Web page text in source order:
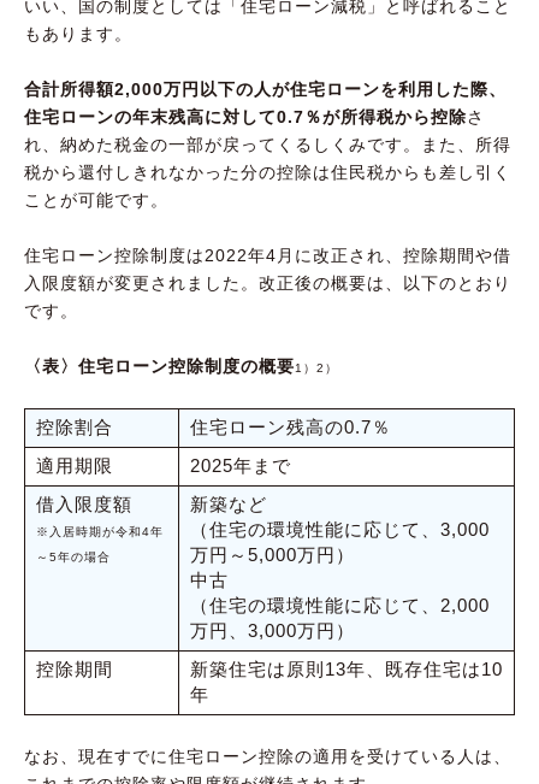
いい、国の制度としては「住宅ローン減税」と呼ばれること
もあります。
合計所得額2,000万円以下の人が住宅ローンを利用した際、
住宅ローンの年末残高に対して0.7％が所得税から控除さ
れ、納めた税金の一部が戻ってくるしくみです。また、所得
税から還付しきれなかった分の控除は住民税からも差し引く
ことが可能です。
住宅ローン控除制度は2022年4月に改正され、控除期間や借
入限度額が変更されました。改正後の概要は、以下のとおり
です。
〈表〉住宅ローン控除制度の概要1）2）
控除割合
住宅ローン残高の0.7％
適用期限
2025年まで
借入限度額
※入居時期が令和4年
～5年の場合
新築など
（住宅の環境性能に応じて、3,000
万円～5,000万円）
中古
（住宅の環境性能に応じて、2,000
万円、3,000万円）
控除期間
新築住宅は原則13年、既存住宅は10
年
なお、現在すでに住宅ローン控除の適用を受けている人は、